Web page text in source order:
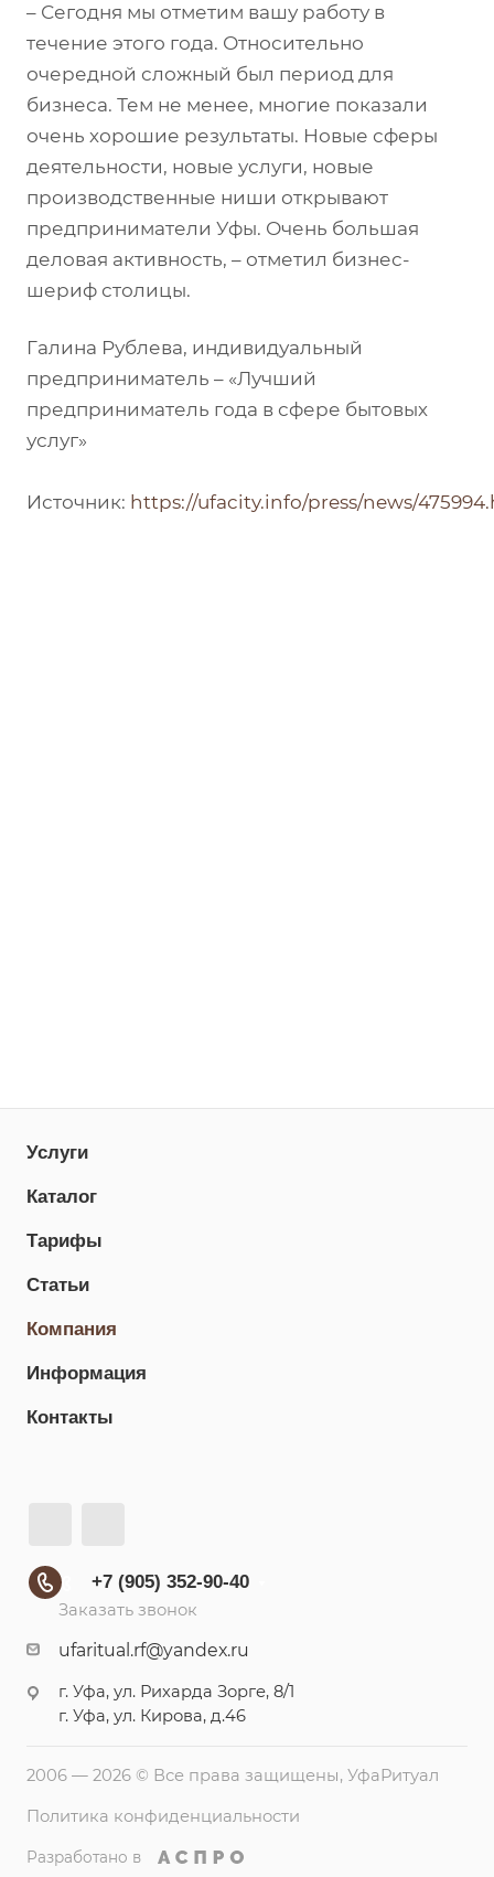
– Сегодня мы отметим вашу работу в
течение этого года. Относительно
очередной сложный был период для
бизнеса. Тем не менее, многие показали
очень хорошие результаты. Новые сферы
деятельности, новые услуги, новые
производственные ниши открывают
предприниматели Уфы. Очень большая
деловая активность, – отметил бизнес-
шериф столицы.
Галина Рублева, индивидуальный
предприниматель – «Лучший
предприниматель года в сфере бытовых
услуг»
Источник: https://ufacity.info/press/news/
Услуги
Каталог
Тарифы
Статьи
Компания
Информация
Контакты
+7 (905) 352-90-40
Заказать звонок
ufaritual.rf@yandex.ru
г. Уфа, ул. Рихарда Зорге, 8/1
г. Уфа, ул. Кирова, д.46
2006 — 2026 © Все права защищены, УфаРитуал
Политика конфиденциальности
Разработано в